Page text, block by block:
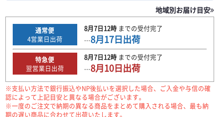
地域別お届け目安
通常便
4営業日出荷
8月7日12時までの受付完了
…8月17日出荷
特急便
翌営業日出荷
8月7日12時までの受付完了
…8月10日出荷
※支払い方法で銀行振込やNP後払いを選択した場合、ご入金や与信の確
認によって上記目安と異なる場合がございます。
※一度のご注文で納期の異なる商品をまとめて購入される場合、最も納
期の遅い商品に合わせて出荷いたします。